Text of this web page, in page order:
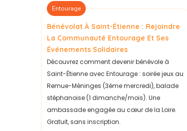
Entourage
Bénévolat À Saint-Étienne : Rejoindre
La Communauté Entourage Et Ses
Événements Solidaires
Découvrez comment devenir bénévole à
Saint-Étienne avec Entourage : soirée jeux au
Remue-Méninges (3ème mercredi), balade
stéphanoise (1 dimanche/mois). Une
ambassade engagée au cœur de la Loire.
Gratuit, sans inscription.